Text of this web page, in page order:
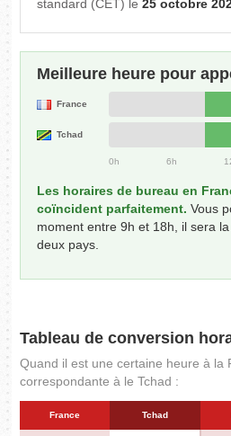
standard (CET) le25 octobre
Meilleure heure pour
France
Tchad
0h 6h
Les horaires de bureau en
coïncident parfaitement. Vous
moment entre 9h et 18h, il sera
deux pays.
Tableau de conversion
Quand il est une certaine heure à la
correspondante à le Tchad :
France Tchad